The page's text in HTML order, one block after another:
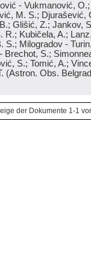
- Vukmanović,
M. S.; Djurašević,
Glišić, Z.; Jankov,
Kubičela, A.;
S.; Milogradov -
S.;
S.; Tomić, A.;
(Astron. Obs.
der Dokumente 1-1